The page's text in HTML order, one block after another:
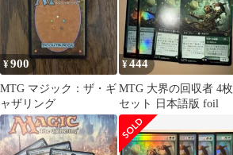
¥900
MTG マジック：ザ・ギ
ャザリング
¥444
MTG 大界の回収者 4枚
セット 日本語版 foil